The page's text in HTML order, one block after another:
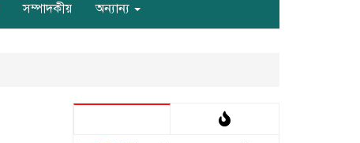
সম্পাদকীয় অন্যান্য